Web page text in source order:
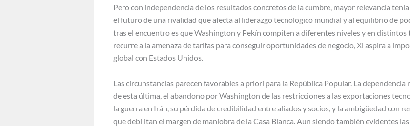
Pero con independencia de los resultados concretos de la cumbre, mayor relevancia
el futuro de una rivalidad que afecta al liderazgo tecnológico mundial y al equilibrio de
tras el encuentro es que Washington y Pekín compiten a diferentes niveles y en
recurre a la amenaza de tarifas para conseguir oportunidades de negocio, Xi aspira a
global con Estados Unidos.
Las circunstancias parecen favorables a priori para la República Popular. La
de esta última, el abandono por Washington de las restricciones a las exportaciones
la guerra en Irán, su pérdida de credibilidad entre aliados y socios, y la ambigüedad con
que debilitan el margen de maniobra de la Casa Blanca. Aun siendo también evidentes